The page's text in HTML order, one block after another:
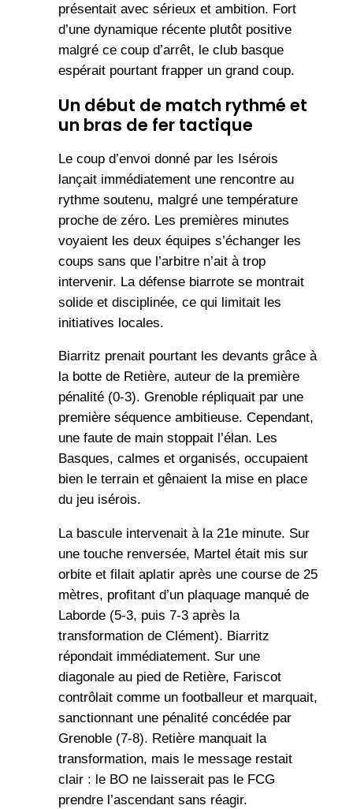
présentait avec sérieux et ambition. Fort
d’une dynamique récente plutôt positive
malgré ce coup d’arrêt, le club basque
espérait pourtant frapper un grand coup.
Un début de match rythmé et
un bras de fer tactique
Le coup d’envoi donné par les Isérois
lançait immédiatement une rencontre au
rythme soutenu, malgré une température
proche de zéro. Les premières minutes
voyaient les deux équipes s’échanger les
coups sans que l’arbitre n’ait à trop
intervenir. La défense biarrote se montrait
solide et disciplinée, ce qui limitait les
initiatives locales.
Biarritz prenait pourtant les devants grâce à
la botte de Retière, auteur de la première
pénalité (0-3). Grenoble répliquait par une
première séquence ambitieuse. Cependant,
une faute de main stoppait l’élan. Les
Basques, calmes et organisés, occupaient
bien le terrain et gênaient la mise en place
du jeu isérois.
La bascule intervenait à la 21e minute. Sur
une touche renversée, Martel était mis sur
orbite et filait aplatir après une course de 25
mètres, profitant d’un plaquage manqué de
Laborde (5-3, puis 7-3 après la
transformation de Clément). Biarritz
répondait immédiatement. Sur une
diagonale au pied de Retière, Fariscot
contrôlait comme un footballeur et marquait,
sanctionnant une pénalité concédée par
Grenoble (7-8). Retière manquait la
transformation, mais le message restait
clair : le BO ne laisserait pas le FCG
prendre l’ascendant sans réagir.